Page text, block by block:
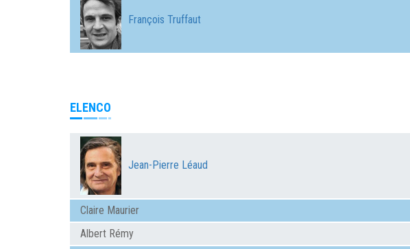
François Truffaut
ELENCO
Jean-Pierre Léaud
Claire Maurier
Albert Rémy